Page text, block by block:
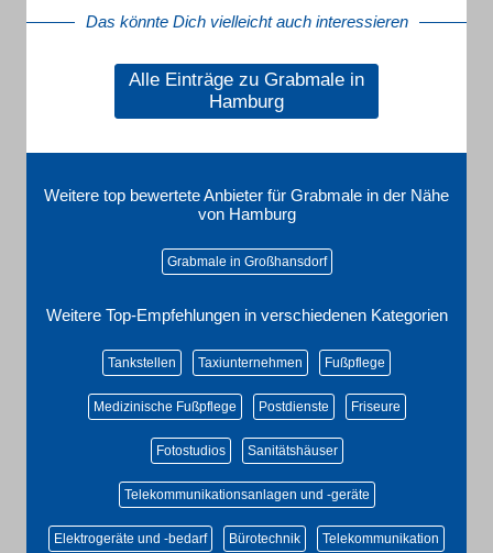
Das könnte Dich vielleicht auch interessieren
Alle Einträge zu Grabmale in
Hamburg
Weitere top bewertete Anbieter für Grabmale in der Nähe
von Hamburg
Grabmale in Großhansdorf
Weitere Top-Empfehlungen in verschiedenen Kategorien
Tankstellen Taxiunternehmen Fußpflege
Medizinische Fußpflege Postdienste Friseure
Fotostudios Sanitätshäuser
Telekommunikationsanlagen und -geräte
Elektrogeräte und -bedarf Bürotechnik Telekommunikation